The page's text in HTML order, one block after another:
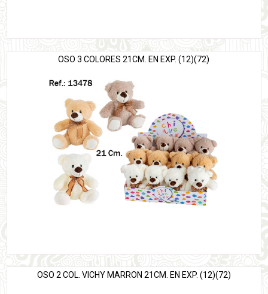
OSO 3 COLORES 21CM. EN EXP. (12)(72)
OSO 2 COL. VICHY MARRON 21CM. EN EXP. (12)(72)